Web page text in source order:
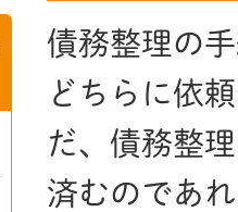
債務整理の
どちらに依
だ、債務整
済むのであ